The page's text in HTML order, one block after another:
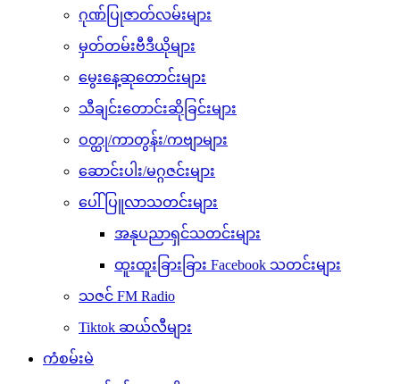
ဂုဏ်ပြုဇာတ်လမ်းများ
မှတ်တမ်းဗီဒီယိုများ
မွေးနေ့ဆုတောင်းများ
သီချင်းတောင်းဆိုခြင်းများ
ဝတ္ထု/ကာတွန်း/ကဗျာများ
ဆောင်းပါး/မဂ္ဂဇင်းများ
ပေါ်ပြူလာသတင်းများ
အနုပညာရှင်သတင်းများ
ထူးထူးခြားခြား Facebook သတင်းများ
သဇင် FM Radio
Tiktok ဆယ်လီများ
ကံစမ်းမဲ